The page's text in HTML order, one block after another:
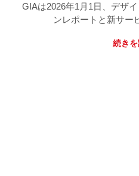
GIAは2026年1月1日、デザ
ンレポートと新サー
続き